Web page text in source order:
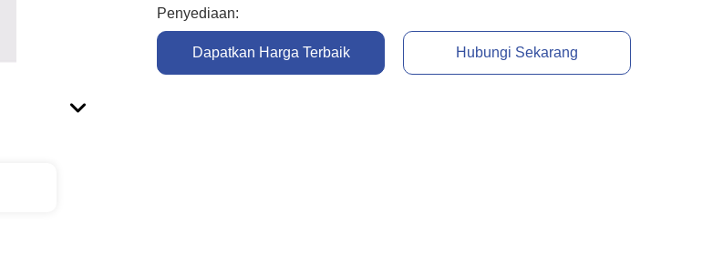
Penyediaan:
Dapatkan Harga Terbaik Hubungi Sekarang